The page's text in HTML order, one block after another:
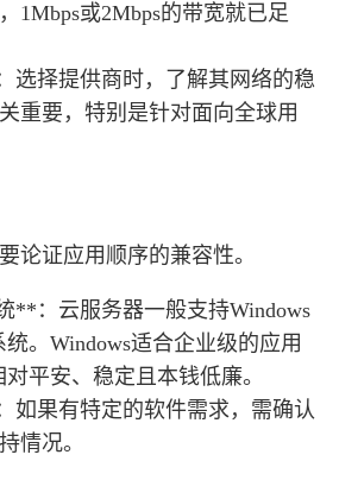
1Mbps或2Mbps的带宽就已足
选择提供商时，了解其网络的稳
重要，特别是针对面向全球用
论证应用顺序的兼容性。
**：云服务器一般支持Windows
。Windows适合企业级的应用
平安、稳定且本钱低廉。
如果有特定的软件需求，需确认
情况。